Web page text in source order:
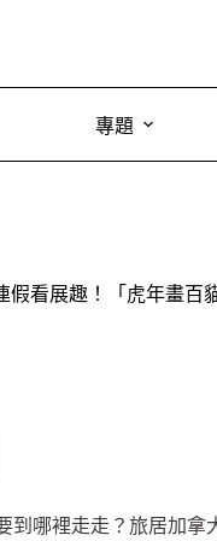
專題
假看展趣！「虎年畫百
到哪裡走走？旅居加